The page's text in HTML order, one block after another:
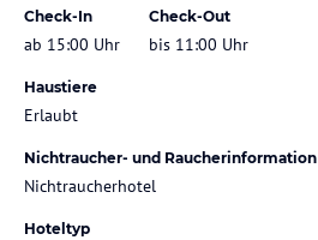
Check-In
ab 15:00 Uhr
Check-Out
bis 11:00 Uhr
Haustiere
Erlaubt
Nichtraucher- und Raucherinformation
Nichtraucherhotel
Hoteltyp